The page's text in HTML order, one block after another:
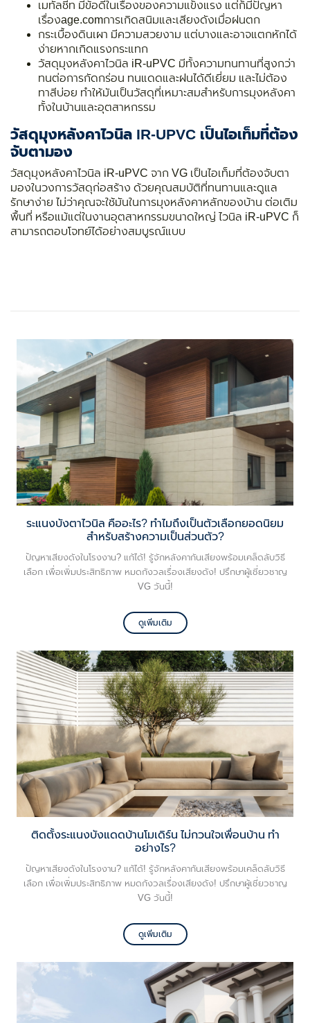
เมทัลชีท มีข้อดีในเรื่องของความแข็งแรง แต่ก็มีปัญหา
เรื่องage.comการเกิดสนิมและเสียงดังเมื่อฝนตก
กระเบื้องดินเผา มีความสวยงาม แต่บางและอาจแตกหักได้
ง่ายหากเกิดแรงกระแทก
วัสดุมุงหลังคาไวนิล iR-uPVC มีทั้งความทนทานที่สูงกว่า
ทนต่อการกัดกร่อน ทนแดดและฝนได้ดีเยี่ยม และไม่ต้อง
ทาสีบ่อย ทำให้มันเป็นวัสดุที่เหมาะสมสำหรับการมุงหลังคา
ทั้งในบ้านและอุตสาหกรรม
วัสดุมุงหลังคาไวนิล IR-UPVC เป็นไอเท็มที่ต้อง
จับตามอง
วัสดุมุงหลังคาไวนิล iR-uPVC จาก VG เป็นไอเท็มที่ต้องจับตา
มองในวงการวัสดุก่อสร้าง ด้วยคุณสมบัติที่ทนทานและดูแล
รักษาง่าย ไม่ว่าคุณจะใช้มันในการมุงหลังคาหลักของบ้าน ต่อเติม
พื้นที่ หรือแม้แต่ในงานอุตสาหกรรมขนาดใหญ่ ไวนิล iR-uPVC ก็
สามารถตอบโจทย์ได้อย่างสมบูรณ์แบบ
ระแนงบังตาไวนิล คืออะไร? ทำไมถึงเป็นตัวเลือกยอดนิยม
สำหรับสร้างความเป็นส่วนตัว?
ปัญหาเสียงดังในโรงงาน? แก้ได้! รู้จักหลังคากันเสียงพร้อมเคล็ดลับวิธี
เลือก เพื่อเพิ่มประสิทธิภาพ หมดกังวลเรื่องเสียงดัง! ปรึกษาผู้เชี่ยวชาญ
VG วันนี้!
ดูเพิ่มเติม
ติดตั้งระแนงบังแดดบ้านโมเดิร์น ไม่กวนใจเพื่อนบ้าน ทำ
อย่างไร?
ปัญหาเสียงดังในโรงงาน? แก้ได้! รู้จักหลังคากันเสียงพร้อมเคล็ดลับวิธี
เลือก เพื่อเพิ่มประสิทธิภาพ หมดกังวลเรื่องเสียงดัง! ปรึกษาผู้เชี่ยวชาญ
VG วันนี้!
ดูเพิ่มเติม